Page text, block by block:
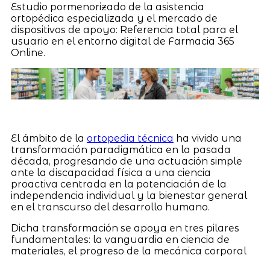
Estudio pormenorizado de la asistencia
ortopédica especializada y el mercado de
dispositivos de apoyo: Referencia total para el
usuario en el entorno digital de Farmacia 365
Online.
El ámbito de la ortopedia técnica ha vivido una
transformación paradigmática en la pasada
década, progresando de una actuación simple
ante la discapacidad física a una ciencia
proactiva centrada en la potenciación de la
independencia individual y la bienestar general
en el transcurso del desarrollo humano.
Dicha transformación se apoya en tres pilares
fundamentales: la vanguardia en ciencia de
materiales, el progreso de la mecánica corporal